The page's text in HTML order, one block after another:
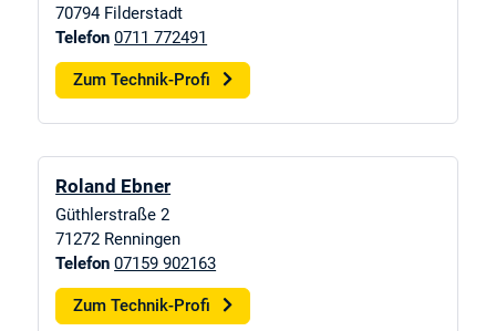
70794 Filderstadt
Telefon 0711 772491
Zum Technik-Profi
Roland Ebner
Güthlerstraße 2
71272 Renningen
Telefon 07159 902163
Zum Technik-Profi